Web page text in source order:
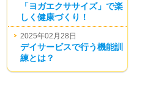
「ヨガエクササイズ」で楽
しく健康づくり！
2025年02月28日
デイサービスで行う機能訓
練とは？